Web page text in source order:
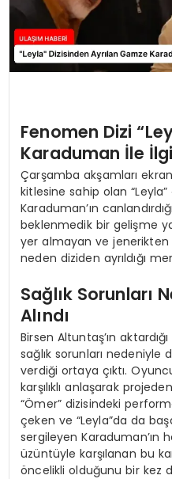
Fenomen Dizi
Karaduman İle
Çarşamba akşamları
kitlesine sahip olan
Karaduman’ın
beklenmedik bir gelişme
yer almayan ve jenerikten
neden diziden ayrıldığı
Sağlık Sorunları
Alındı
Birsen Altuntaş’ın
sağlık sorunları nedeniyle
verdiği ortaya çıktı.
karşılıklı anlaşarak
“Ömer” dizisindeki
çeken ve “Leyla”da da
sergileyen Karaduman’ın
üzüntüyle karşılanan bu
öncelikli olduğunu bir kez